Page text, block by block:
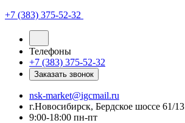
+7 (383) 375-52-32
Телефоны
+7 (383) 375-52-32
Заказать звонок
nsk-market@igcmail.ru
г.Новосибирск, Бердское шоссе 61/13
9:00-18:00 пн-пт